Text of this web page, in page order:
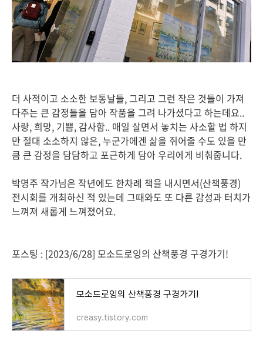
더 사적이고 소소한 보통날들, 그리고 그런 작은 것들이 가져
다주는 큰 감정들을 담아 작품을 그려 나가셨다고 하는데요..
사랑, 희망, 기쁨, 감사함.. 매일 살면서 놓치는 사소할 법 하지
만 절대 소소하지 않은, 누군가에겐 삶을 쥐어줄 수도 있을 만
큼 큰 감정을 담담하고 포근하게 담아 우리에게 비춰줍니다.
박명주 작가님은 작년에도 한차례 책을 내시면서(산책풍경)
전시회를 개최하신 적 있는데 그때와도 또 다른 감성과 터치가
느껴져 새롭게 느껴졌어요.
포스팅 : [2023/6/28] 모소드로잉의 산책풍경 구경가기!
모소드로잉의 산책풍경 구경가기!
creasy.tistory.com